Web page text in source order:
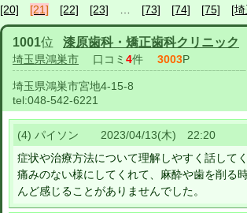
[20]
[21] [22] [23] … [73] [74] [75] [
1001位 漆原歯科・矯正歯科クリニック
埼玉県鴻巣市 口コミ 4件 3003P
埼玉県鴻巣市宮地4-15-8
tel:048-542-6221
(4) パイソン 2023/04/13(木) 22:20
症状や治療方法について理解しやすく話して
痛みのない様にしてくれて、麻酔や歯を削る
んど感じることがありませんでした。